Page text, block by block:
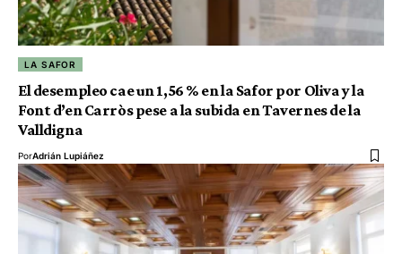
LA SAFOR
El desempleo cae un 1,56 % en la Safor por Oliva y la
Font d’en Carròs pese a la subida en Tavernes de la
Valldigna
PorAdrián Lupiáñez